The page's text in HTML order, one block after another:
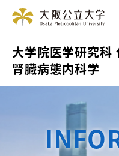
大学院医学研究科
腎臓病態内科学